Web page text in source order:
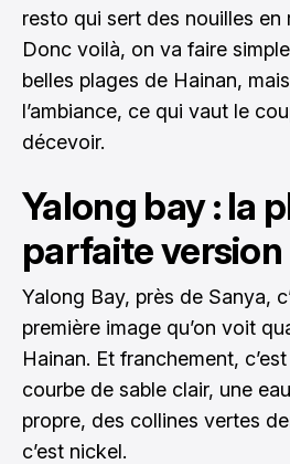
resto qui sert des nouilles en
Donc voilà, on va faire
belles plages de Hainan,
l’ambiance, ce qui vaut le
décevoir.
Yalong bay : la
parfaite
Yalong Bay, près de Sanya,
première image qu’on voit
Hainan. Et franchement,
courbe de sable clair, une
propre, des collines vertes
c’est nickel.